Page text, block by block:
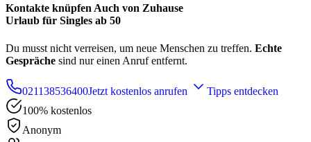
Kontakte knüpfen Auch von Zuhause
Urlaub für Singles ab 50
Du musst nicht verreisen, um neue Menschen zu treffen. Echte
Gespräche sind nur einen Anruf entfernt.
021138536400Jetzt kostenlos anrufen
Tipps entdecken
100% kostenlos
Anonym